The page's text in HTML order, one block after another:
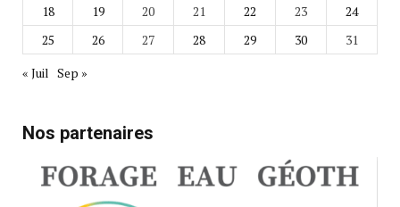
18
19 20 21 22 23
24
25
26 27 28 29 30
31
« Juil Sep »
Nos partenaires